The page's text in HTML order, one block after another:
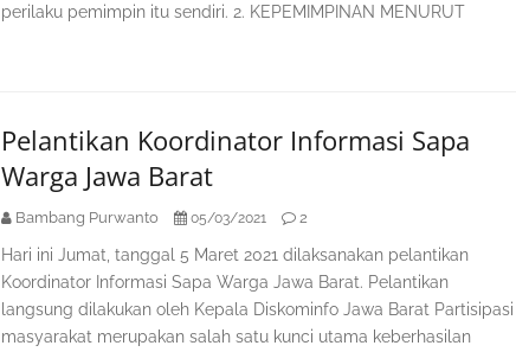
perilaku pemimpin itu sendiri. 2. KEPEMIMPINAN MENURUT
Pelantikan Koordinator Informasi Sapa
Warga Jawa Barat
Bambang Purwanto 05/03/2021 2
Hari ini Jumat, tanggal 5 Maret 2021 dilaksanakan pelantikan
Koordinator Informasi Sapa Warga Jawa Barat. Pelantikan
langsung dilakukan oleh Kepala Diskominfo Jawa Barat Partisipasi
masyarakat merupakan salah satu kunci utama keberhasilan